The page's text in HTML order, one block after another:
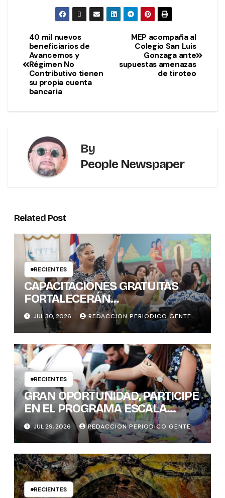
MEP acompaña al
Colegio San Luis
Gonzaga ante
supuestas amenazas
de tiroteo
40 mil nuevos
beneficiarios de
Avancemos y
Régimen No
Contributivo tienen
su propia cuenta
bancaria
By
People Newspaper
Related Post
RECIENTES
CAPACITACIONES GRATUITAS
FORTALECERÁN
CONOCIMIENTOS Y
HABILIDADES BLANDAS DE LAS
MUJERES POLÍTICAS
JUL 30, 2026 REDACCION PERIODICO GENTE
RECIENTES
GRAN OPORTUNIDAD, PARTICIPE
EN EL PROGRAMA ESCALA
PYME SOSTENIBLE
JUL 29, 2026 REDACCION PERIODICO GENTE
RECIENTES